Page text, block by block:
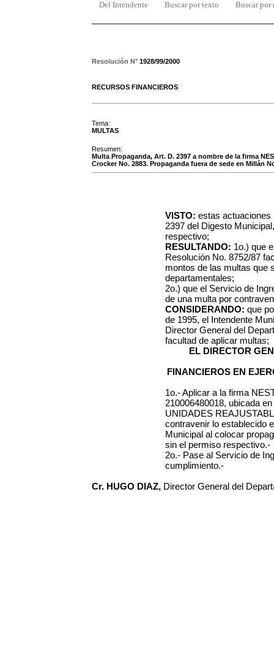
Del Intendente Buscar por texto Buscar por
Resolución N° 1928/99/2000
RECURSOS FINANCIEROS
Tema:
MULTAS
Resumen:
Multa Propaganda, Art. D. 2397 a nombre de la firma
Crocker No. 2883. Propaganda fuera de sede en Millán
VISTO: estas actuaciones
2397 del Digesto
respectivo;
RESULTANDO: 1o.) que
Resolución No. 8752/87
montos de las multas que
departamentales;
2o.) que el Servicio de
de una multa por
CONSIDERANDO: que
de 1995, el Intendente
Director General del
facultad de aplicar multas;
EL DIRECTOR
FINANCIEROS EN
1o.- Aplicar a la firma
210006480018, ubicada en
UNIDADES
contravenir lo establecido
Municipal al colocar
sin el permiso respectivo.-
2o.- Pase al Servicio de
cumplimiento.-
Cr. HUGO DIAZ, Director General del